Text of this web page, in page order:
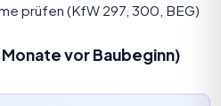
prüfen (KfW 297, 300, BEG)
vor Baubeginn)